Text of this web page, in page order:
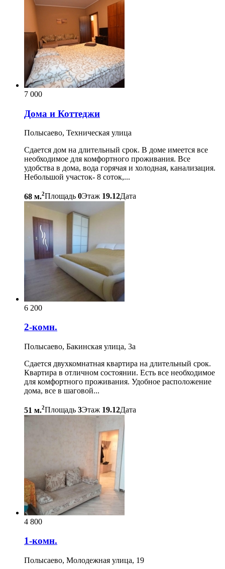
7 000
Дома и Коттеджи
Полысаево, Техническая улица
Сдается дом на длительный срок. В доме имеется все
необходимое для комфортного проживания. Все
удобства в дома, вода горячая и холодная, канализация.
Небольшой участок- 8 соток,...
68 м.2Площадь 0Этаж 19.12Дата
6 200
2-комн.
Полысаево, Бакинская улица, 3а
Сдается двухкомнатная квартира на длительный срок.
Квартира в отличном состоянии. Есть все необходимое
для комфортного проживания. Удобное расположение
дома, все в шаговой...
51 м.2Площадь 3Этаж 19.12Дата
4 800
1-комн.
Полысаево, Молодежная улица, 19